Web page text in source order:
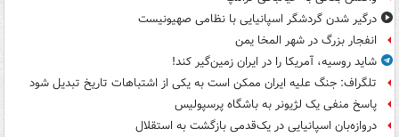
درگیر شدن گردشگر اسپانیایی با نظامی صهیونیست
انفجار بزرگ در شهر المخا یمن
شاید روسیه، آمریکا را در ایران زمین‌گیر کند!
تلگراف: جنگ علیه ایران ممکن است به یکی از اشتباهات تاریخ تبدیل شود
پاسخ منفی یک لژیونر به باشگاه پرسپولیس
دروازه‌بان اسپانیایی در یک‌قدمی بازگشت به استقلال